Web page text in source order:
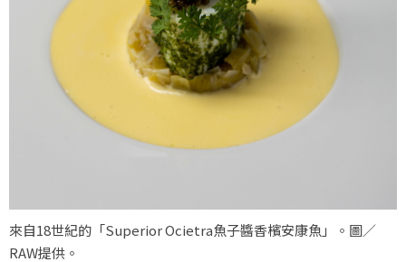
來自18世紀的「Superior Ocietra魚子醬香檳安康魚」。圖／
RAW提供。